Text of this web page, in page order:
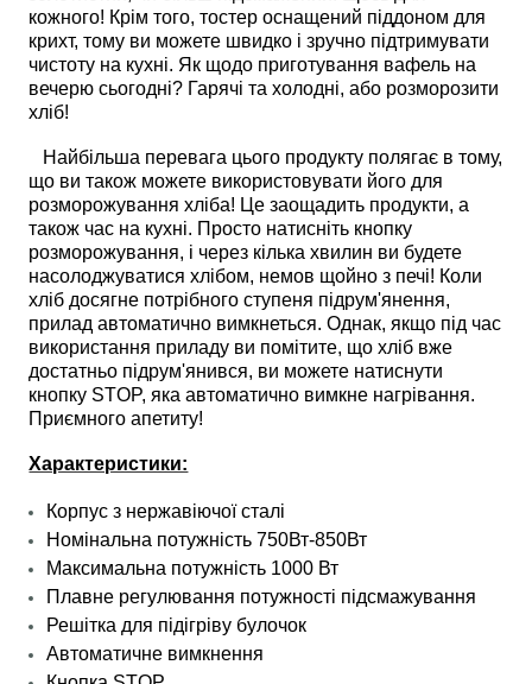
кожного! Крім того, тостер оснащений піддоном для
крихт, тому ви можете швидко і зручно підтримувати
чистоту на кухні. Як щодо приготування вафель на
вечерю сьогодні? Гарячі та холодні, або розморозити
хліб!
Найбільша перевага цього продукту полягає в тому,
що ви також можете використовувати його для
розморожування хліба! Це заощадить продукти, а
також час на кухні. Просто натисніть кнопку
розморожування, і через кілька хвилин ви будете
насолоджуватися хлібом, немов щойно з печі! Коли
хліб досягне потрібного ступеня підрум'янення,
прилад автоматично вимкнеться. Однак, якщо під час
використання приладу ви помітите, що хліб вже
достатньо підрум'янився, ви можете натиснути
кнопку STOP, яка автоматично вимкне нагрівання.
Приємного апетиту!
Характеристики:
Корпус з нержавіючої сталі
Номінальна потужність 750Вт-850Вт
Максимальна потужність 1000 Вт
Плавне регулювання потужності підсмажування
Решітка для підігріву булочок
Автоматичне вимкнення